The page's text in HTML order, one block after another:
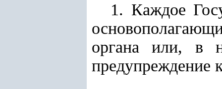
1. Каждое
органа или, в
предупреждение